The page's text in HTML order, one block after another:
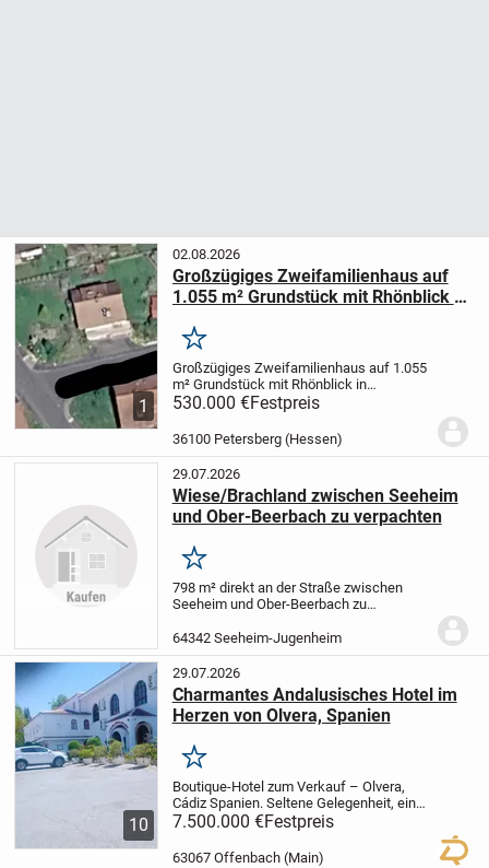
1
02.08.2026
Großzügiges Zweifamilienhaus auf
1.055 m² Grundstück mit Rhönblick in
Merken
Großzügiges Zweifamilienhaus auf 1.055
m² Grundstück mit Rhönblick in
Petersberg-Marbach​Übersicht:
Zweifamilienhaus (zwei abgeschlossene
Wohneinheiten)​Lage: Petersberg –
530.000 €Festpreis
36100 Petersberg (Hessen)
29.07.2026
Wiese/Brachland zwischen Seeheim
und Ober-Beerbach zu verpachten
Merken
798 m² direkt an der Straße zwischen
Seeheim und Ober-Beerbach zu
eingezäunt, kein Wasser- und
Stromanschluss. Kein Verkauf.
64342 Seeheim-Jugenheim
10
29.07.2026
Charmantes Andalusisches Hotel im
Herzen von Olvera, Spanien
Merken
Boutique-Hotel zum Verkauf – Olvera,
Cádiz Spanien. Seltene Gelegenheit, ein
voll funktionsfähiges Landhotel in Olvera,
einem der schönsten „Pueblos Blancos“
Andalusiens, zu erwerben.
7.500.000 €Festpreis
63067 Offenbach (Main)